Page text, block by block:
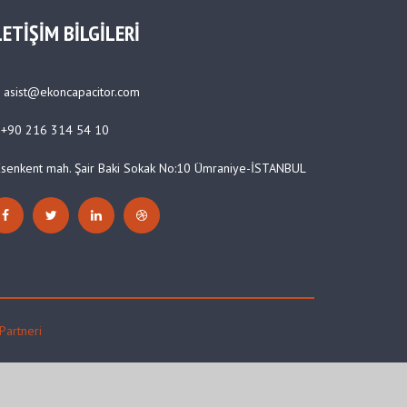
BİLGİLERİ
asist@ekoncapacitor.com
+90 216 314 54 10
mah. Şair Baki Sokak No:10 Ümraniye-İSTANBUL